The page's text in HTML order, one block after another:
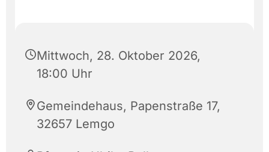
Mittwoch, 28. Oktober 2026,
18:00 Uhr
Gemeindehaus, Papenstraße 17,
32657 Lemgo